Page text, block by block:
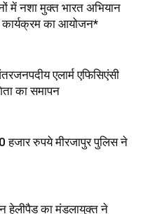
में नशा मुक्त भारत अभियान
का आयोजन*
एलार्म एफिसिएंसी
का समापन
रुपये मीरजापुर पुलिस ने
हेलीपैड का मंडलायुक्त ने